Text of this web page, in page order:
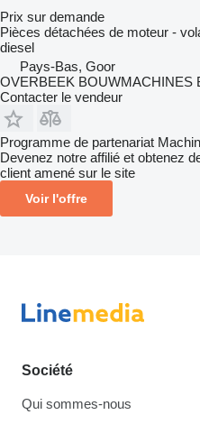
Prix sur demande
Pièces détachées de moteur -
diesel
Pays-Bas, Goor
OVERBEEK BOUWMACHINES
Contacter le vendeur
Programme de partenariat
Devenez notre affilié et obtenez
client amené sur le site
Voir l'offre
Société
Qui sommes-nous